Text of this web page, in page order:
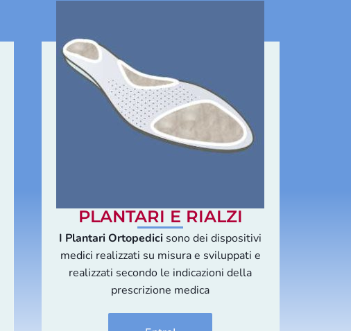
PLANTARI E RIALZI
I Plantari Ortopedici sono dei dispositivi
medici realizzati su misura e sviluppati e
realizzati secondo le indicazioni della
prescrizione medica